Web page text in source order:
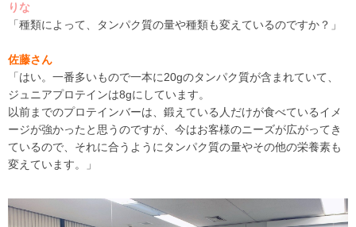
りな
「種類によって、
タンパク質の量や種類も変えているのですか？」
佐藤さん
「はい。一番多いもので一本に20gのタンパク質が含まれていて、
ジュニアプロテインは8gに しています。
以前までのプロテインバーは、鍛えている人だけが食べているイメ
ージが強かったと思うのですが、今はお客様のニーズが広がってき
ているので、それに合うようにタンパク質の量やその他の栄養素も
変えています。」